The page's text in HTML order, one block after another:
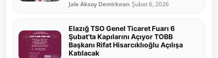
Jale Aksoy Demirkıran Şubat 6, 2026
Elazığ TSO Genel Ticaret Fuarı 6
Şubat’ta Kapılarını Açıyor TOBB
Başkanı Rifat Hisarcıklıoğlu Açılışa
Katılacak